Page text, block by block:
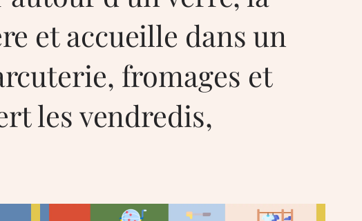
et accueille dans un
fromages et
les vendredis,